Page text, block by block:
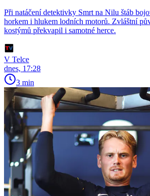
Při natáčení detektivky Smrt na Nilu štáb
horkem i hlukem lodních motorů. Zvláštní
kostýmů překvapil i samotné herce.
V Telce
dnes, 17:28
3 min